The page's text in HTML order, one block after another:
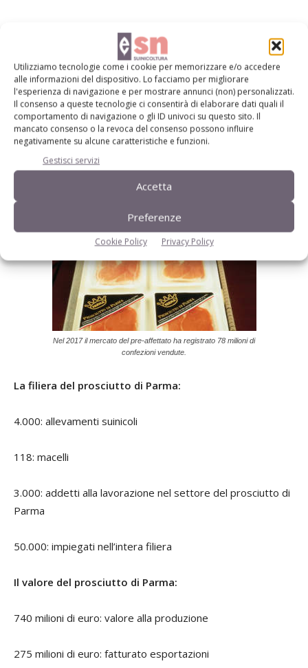
Utilizziamo tecnologie come i cookie per memorizzare e/o accedere
alle informazioni del dispositivo. Lo facciamo per migliorare
l'esperienza di navigazione e per mostrare annunci (non) personalizzati.
Il consenso a queste tecnologie ci consentirà di elaborare dati quali il
comportamento di navigazione o gli ID univoci su questo sito. Il
mancato consenso o la revoca del consenso possono influire
negativamente su alcune caratteristiche e funzioni.
Gestisci servizi
Accetta
Preferenze
Cookie Policy Privacy Policy
Nel 2017 il mercato del pre-affettato ha registrato 78 milioni di
confezioni vendute.
La filiera del prosciutto di Parma:
4.000: allevamenti suinicoli
118: macelli
3.000: addetti alla lavorazione nel settore del prosciutto di
Parma
50.000: impiegati nell’intera filiera
Il valore del prosciutto di Parma:
740 milioni di euro: valore alla produzione
275 milioni di euro: fatturato esportazioni